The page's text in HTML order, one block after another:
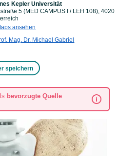
Kepler Universität
5 (MED CAMPUS I / LEH 108), 4020
ansehen
Mag. Dr. Michael Gabriel
speichern
bevorzugte Quelle